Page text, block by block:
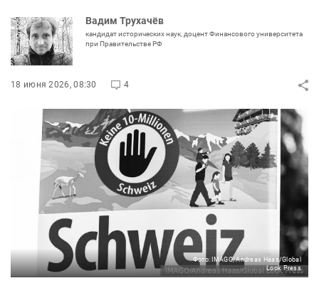
Вадим Трухачёв
кандидат исторических наук, доцент Финансового университета
при Правительстве РФ
18 июня 2026, 08:30 4
Фото: IMAGO/Andreas Haas/Global
Look Press